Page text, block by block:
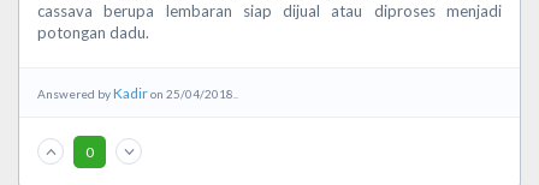
cassava berupa lembaran siap dijual atau diproses menjadi
potongan dadu.
Answered byKadiron 25/04/2018..
0